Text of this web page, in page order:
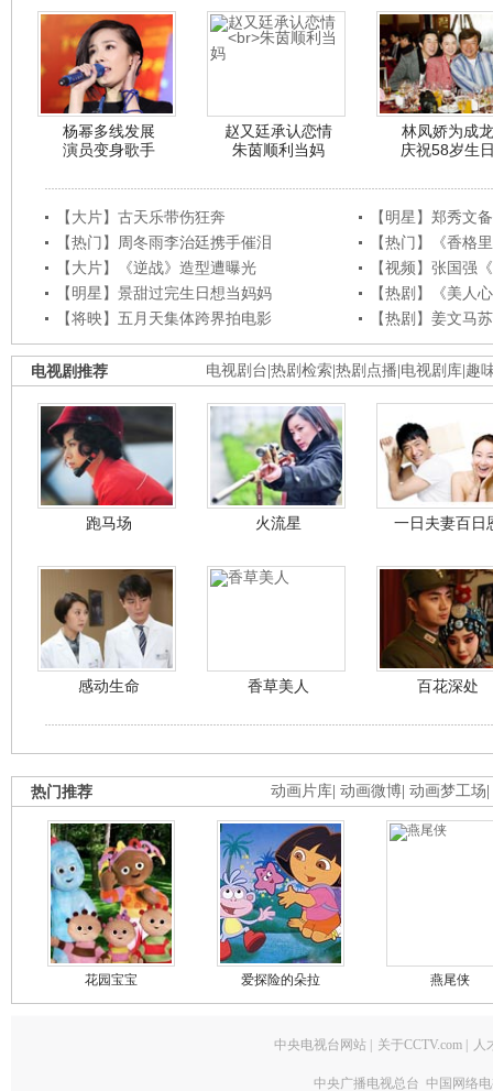
杨幂多线发展
演员变身歌手
赵又廷承认恋情
朱茵顺利当妈
林凤娇为成龙
庆祝58岁生
【大片】古天乐带伤狂奔
【明星】郑秀文
【热门】周冬雨李治廷携手催泪
【热门】《香格
【大片】《逆战》造型遭曝光
【视频】张国强
【明星】景甜过完生日想当妈妈
【热剧】《美人
【将映】五月天集体跨界拍电影
【热剧】姜文马
电视剧台 热剧检索 热剧点播 电视剧库 趣
电视剧推荐
跑马场 火流星 一日夫妻百日
感动生命 香草美人 百花深处
动画片库 动画微博 动画梦工场
热门推荐
花园宝宝 爱探险的朵拉 燕尾侠
中央电视台网站 关于CCTV.com 人
中央广播电视总台 中国网络